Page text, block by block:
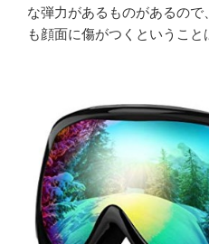
な弾力があるものがあるの
も顔面に傷がつくということ